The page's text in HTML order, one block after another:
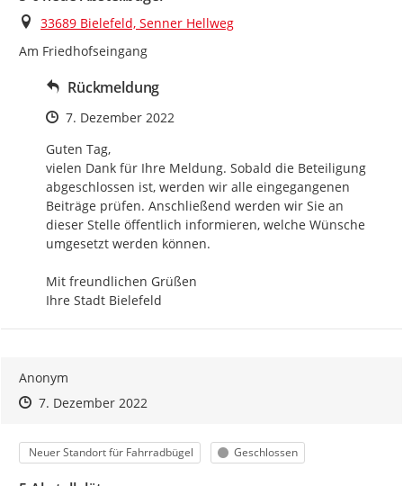
Ort
33689 Bielefeld, Senner Hellweg
Am Friedhofseingang
Rückmeldung
Zeitpunkt des Erstellens
7. Dezember 2022
Guten Tag,
vielen Dank für Ihre Meldung. Sobald die Beteiligung
abgeschlossen ist, werden wir alle eingegangenen
Beiträge prüfen. Anschließend werden wir Sie an
dieser Stelle öffentlich informieren, welche Wünsche
umgesetzt werden können.
Mit freundlichen Grüßen
Ihre Stadt Bielefeld
Anonym
Zeitpunkt des Erstellens
Zeitpunkt des Erstellens
7. Dezember 2022Zur Äußerung
Kategorie
Neuer Standort für Fahrradbügel Status
Geschlossen